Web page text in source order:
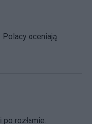
Polacy oceniają
rozłamie.